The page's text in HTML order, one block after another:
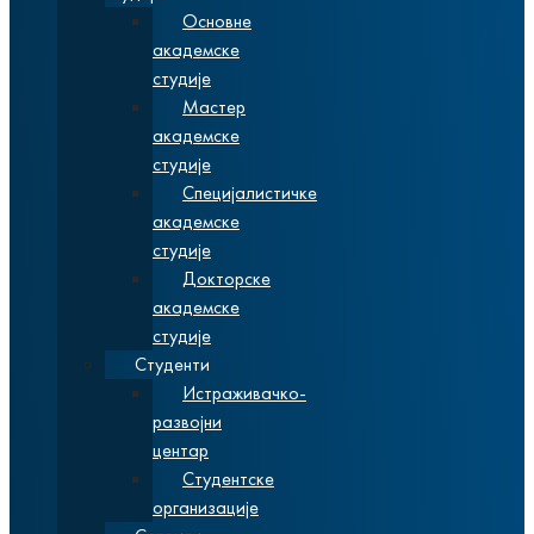
Основне
академске
студије
Мастер
академске
студије
Специјалистичке
академске
студије
Докторске
академске
студије
Студенти
Истраживачко-
развојни
центар
Студентске
организације